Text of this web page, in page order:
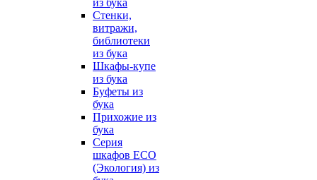
из бука
Стенки,
витражи,
библиотеки
из бука
Шкафы-купе
из бука
Буфеты из
бука
Прихожие из
бука
Серия
шкафов ECO
(Экология) из